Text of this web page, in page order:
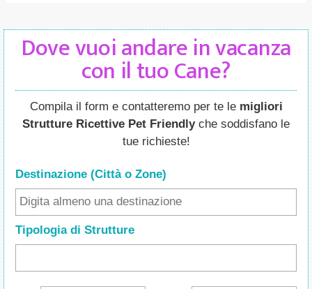
Dove vuoi andare in vacanza
con il tuo Cane?
Compila il form e contatteremo per te le migliori
Strutture Ricettive Pet Friendlyche soddisfano le
tue richieste!
Destinazione (Città o Zone)
Tipologia di Strutture